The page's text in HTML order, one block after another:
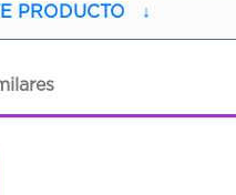
PRODUCTO ↓